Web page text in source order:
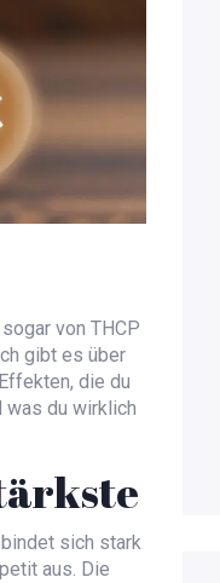
von THCP
gibt es über
die du
was du wirklich
bindet sich stark
aus. Die